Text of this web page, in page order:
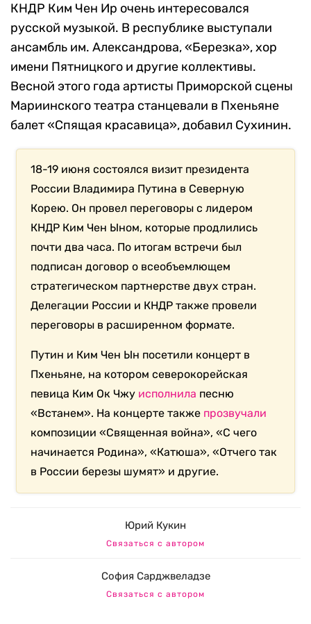
КНДР Ким Чен Ир очень интересовался
русской музыкой. В республике выступали
ансамбль им. Александрова, «Березка», хор
имени Пятницкого и другие коллективы.
Весной этого года артисты Приморской сцены
Мариинского театра станцевали в Пхеньяне
балет «Спящая красавица», добавил Сухинин.
18-19 июня состоялся визит президента
России Владимира Путина в Северную
Корею. Он провел переговоры с лидером
КНДР Ким Чен Ыном, которые продлились
почти два часа. По итогам встречи был
подписан договор о всеобъемлющем
стратегическом партнерстве двух стран.
Делегации России и КНДР также провели
переговоры в расширенном формате.
Путин и Ким Чен Ын посетили концерт в
Пхеньяне, на котором северокорейская
певица Ким Ок Чжу исполнила песню
«Встанем». На концерте также прозвучали
композиции «Священная война», «С чего
начинается Родина», «Катюша», «Отчего так
в России березы шумят» и другие.
Юрий Кукин
Связаться с автором
София Сарджвеладзе
Связаться с автором